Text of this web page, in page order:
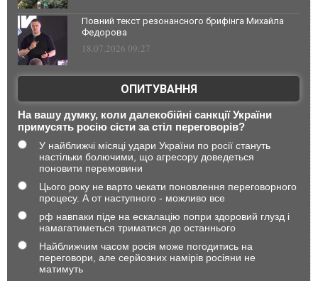
Повний текст резонансного брифінга Михайла
Федорова
18.07.2026 09:27
ОПИТУВАННЯ
На вашу думку, коли далекобійні санкції України
примусять росію сісти за стіл переговорів?
У найближчі місяці удари України по росії стануть
настільки болючими, що агресору доведеться
поновити перемовини
Цього року не варто чекати поновлення переговорного
процесу. А от наступного - можливо все
рф навпаки піде на ескалацію попри здоровий глузд і
намагатиметься триматися до останнього
Найближчим часом росія може погодитись на
переговори, але серйозних намірів росіяни не
матимуть